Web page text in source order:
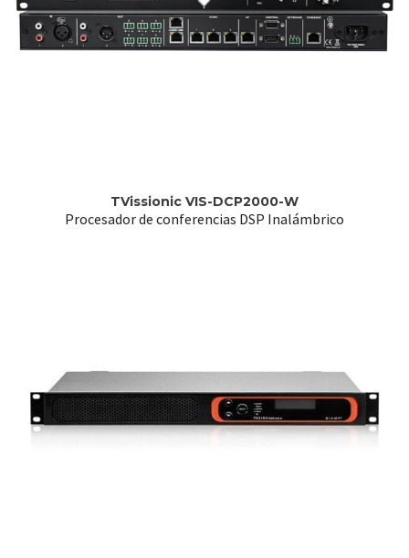
TVissionic VIS-DCP2000-W
Procesador de conferencias DSP Inalámbrico